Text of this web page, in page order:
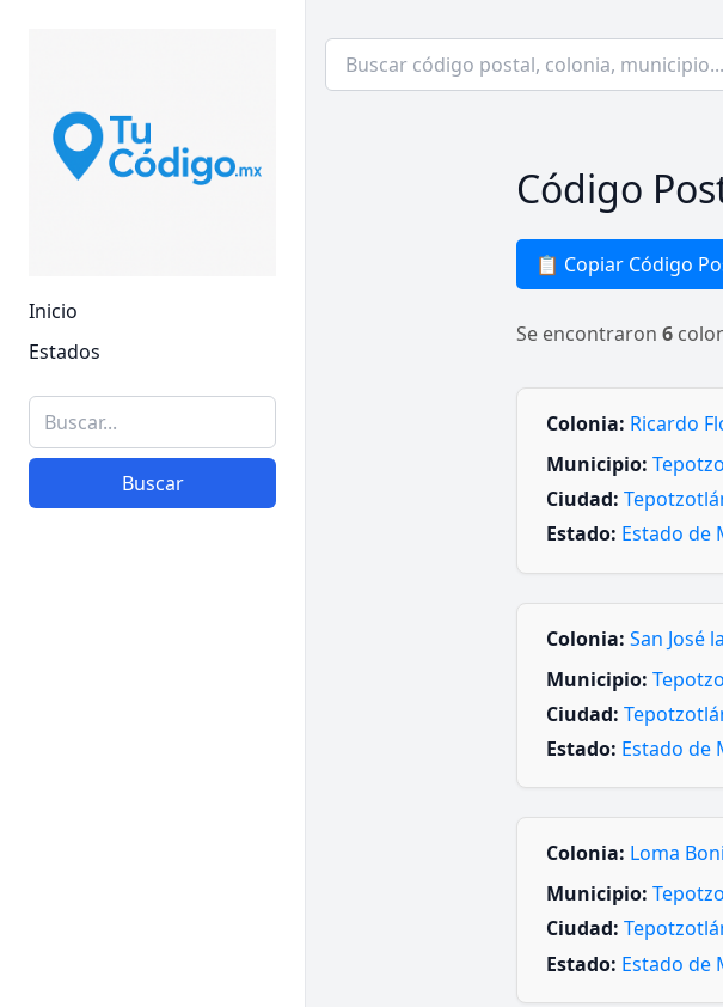
Inicio
Estados
Buscar
Código
📋 Copiar Código
Se encontraron 6
Colonia: Ricardo
Municipio:
Ciudad:
Estado: Estado de
Colonia: San José
Municipio:
Ciudad:
Estado: Estado de
Colonia: Loma
Municipio:
Ciudad:
Estado: Estado de